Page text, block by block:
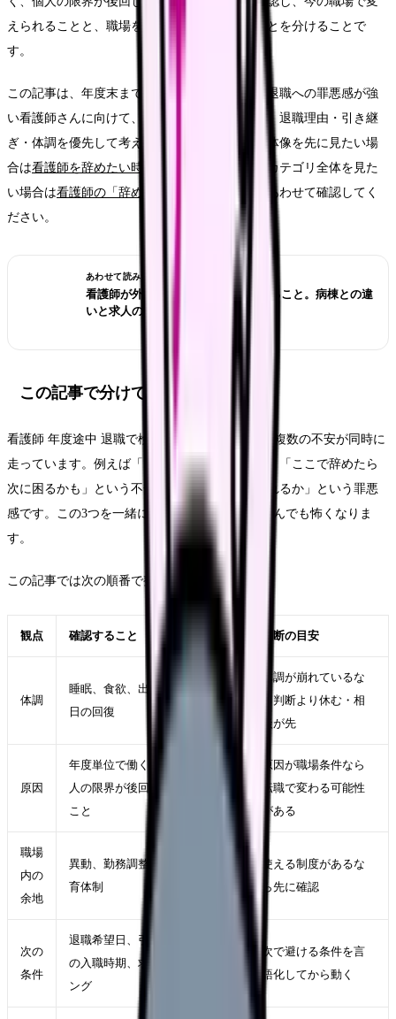
えられることと、職場を変えないと動かないことを分けることで
す。
この記事は、年度末まで待てないが、年度途中退職への罪悪感が強
い看護師さんに向けて、年度途中かどうかより、退職理由・引き継
ぎ・体調を優先して考えるための記事です。全体像を先に見たい場
合は看護師を辞めたい時の完全ガイド
、この小カテゴリ全体を見た
い場合は看護師の「辞めたい」悩みカテゴリ
もあわせて確認してく
ださい。
あわせて読みたい
看護師が外来へ転職する前に確認すること。病棟との違
いと求人の見方
この記事で分けて考えること
看護師 年度途中 退職で検索する時、頭の中では複数の不安が同時に
走っています。例えば「もう無理」という感情、「ここで辞めたら
次に困るかも」という不安、「周囲にどう思われるか」という罪悪
感です。この3つを一緒に考えると、どちらを選んでも怖くなりま
す。
この記事では次の順番で整理します。
観点 確認すること 判断の目安
体調
睡眠、食欲、出勤前の反応、休
日の回復
体調が崩れているな
ら判断より休む・相
談が先
原因
年度単位で働く空気が強く、個
人の限界が後回しになっている
こと
原因が職場条件なら
転職で変わる可能性
がある
職場
内の
余地
異動、勤務調整、相談窓口、教
育体制
使える制度があるな
ら先に確認
次の
条件
退職希望日、引き継ぎ期間、次
の入職時期、求人の募集タイミ
ング
次で避ける条件を言
語化してから動く